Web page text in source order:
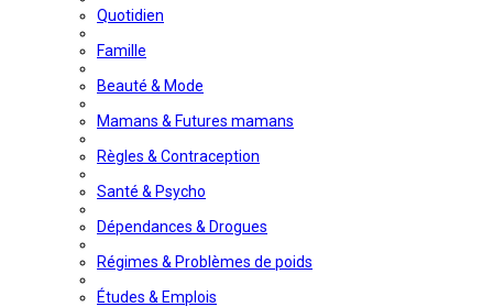
Quotidien
Famille
Beauté & Mode
Mamans & Futures mamans
Règles & Contraception
Santé & Psycho
Dépendances & Drogues
Régimes & Problèmes de poids
Études & Emplois